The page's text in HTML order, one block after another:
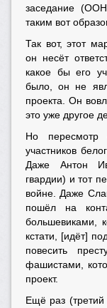
заседание
таким вот
Так вот, этот
он несёт
какое бы его
было, он не
проекта. Он
это уже другое
Но пересмотр
участников
Даже Антон
гвардии) и тот
войне. Даже
пошёл на
большевиками,
кстати, [идёт]
повесить
фашистами,
проект.
Ещё раз